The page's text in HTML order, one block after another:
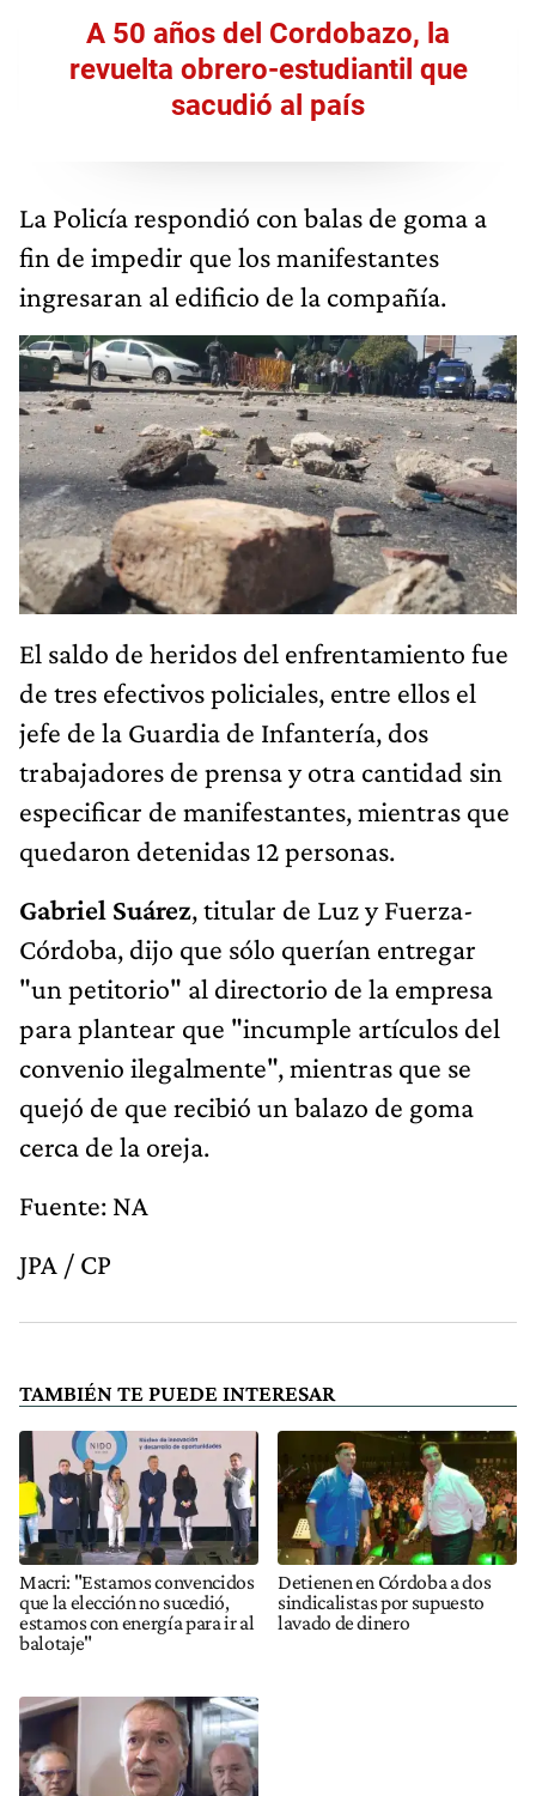
A 50 años del Cordobazo, la
revuelta obrero-estudiantil que
sacudió al país
La Policía respondió con balas de goma a
fin de impedir que los manifestantes
ingresaran al edificio de la compañía.
El saldo de heridos del enfrentamiento fue
de tres efectivos policiales, entre ellos el
jefe de la Guardia de Infantería, dos
trabajadores de prensa y otra cantidad sin
especificar de manifestantes, mientras que
quedaron detenidas 12 personas.
Gabriel Suárez, titular de Luz y Fuerza-
Córdoba, dijo que sólo querían entregar
"un petitorio" al directorio de la empresa
para plantear que "incumple artículos del
convenio ilegalmente", mientras que se
quejó de que recibió un balazo de goma
cerca de la oreja.
Fuente: NA
JPA / CP
TAMBIÉN TE PUEDE INTERESAR
Macri: "Estamos convencidos
que la elección no sucedió,
estamos con energía para ir al
balotaje"
Detienen en Córdoba a dos
sindicalistas por supuesto
lavado de dinero